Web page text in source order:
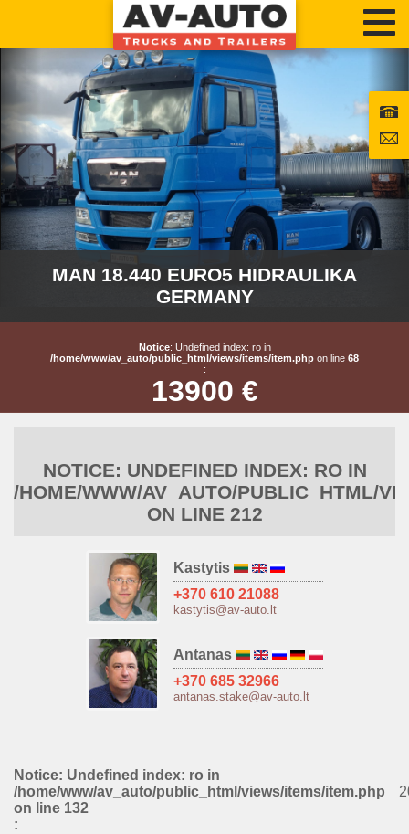
MAN 18.440 EURO5 HIDRAULIKA
GERMANY
Notice: Undefined index: ro in
/home/www/av_auto/public_html/views/items/item.php on line 68
:
13900 €
Notice: Undefined index: ro in
/home/www/av_auto/public_html/views/items/item.php
on line 132
:
NOTICE: UNDEFINED INDEX: RO IN
/HOME/WWW/AV_AUTO/PUBLIC_HTML/
ON LINE 212
Kastytis
+370 610 21088
kastytis@av-auto.lt
Antanas
+370 685 32966
antanas.stake@av-auto.lt